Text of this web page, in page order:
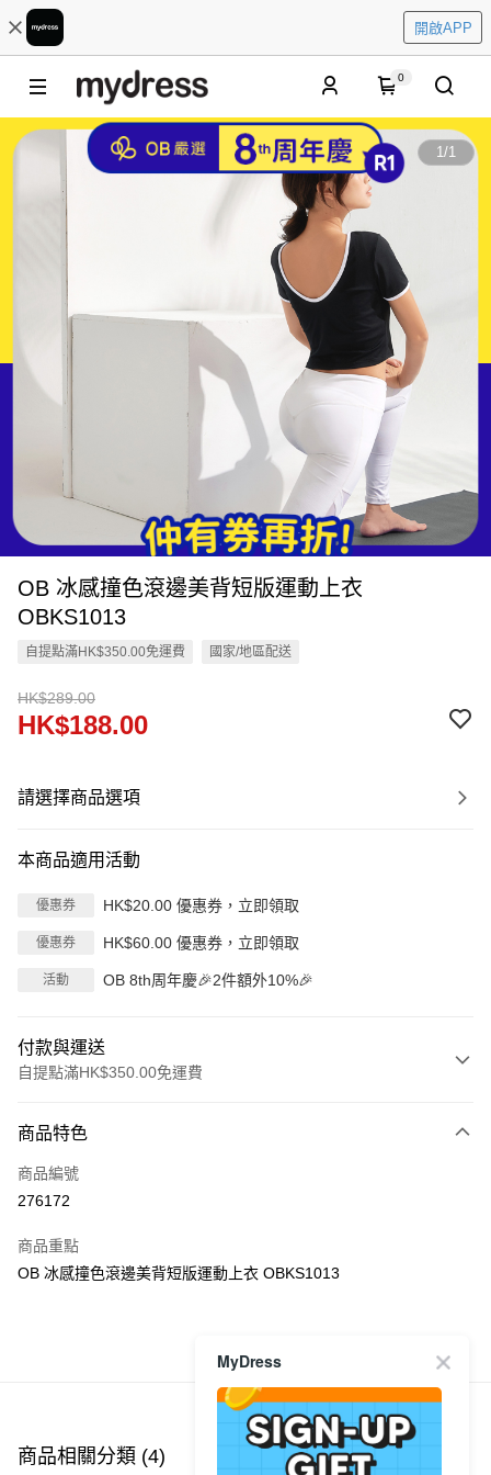
開啟APP
0
1/1
OB 冰感撞色滾邊美背短版運動上衣
OBKS1013
自提點滿HK$350.00免運費 國家/地區配送
HK$289.00
HK$188.00
請選擇商品選項
本商品適用活動
優惠券 HK$20.00 優惠券，立即領取
優惠券 HK$60.00 優惠券，立即領取
活動 OB 8th周年慶🎉2件額外10%🎉
付款與運送
自提點滿HK$350.00免運費
信用卡
Apple Pay
PayMe
每筆HK$40.00，滿HK$350.00或以上免運費
付款後順豐站及營業點
商品特色
商品編號
276172
商品重點
OB 冰感撞色滾邊美背短版運動上衣 OBKS1013
商品推薦
商品相關分類 (4)
MyDress